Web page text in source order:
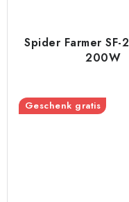
Spider Farmer SF-
200W
Geschenk gratis